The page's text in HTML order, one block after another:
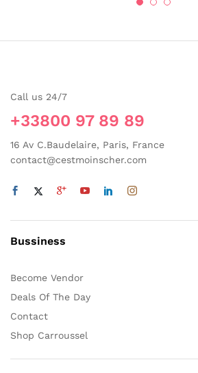
Les
choisies
page
du
plusieurs
Les
page
Call us 24/7
+33800 97 89 89
16 Av C.Baudelaire, Paris, France
contact@cestmoinscher.com
Bussiness
Become Vendor
Deals Of The Day
Contact
Shop Carroussel